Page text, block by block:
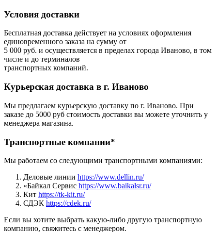
Условия доставки
Бесплатная доставка действует на условиях оформления
единовременного заказа на сумму от
5 000 руб. и осуществляется в пределах города Иваново, в том
числе и до терминалов
транспортных компаний.
Курьерская доставка в г. Иваново
Мы предлагаем курьерскую доставку по г. Иваново. При
заказе до 5000 руб стоимость доставки вы можете уточнить у
менеджера магазина.
Транспортные компании*
Мы работаем со следующими транспортными компаниями:
Деловые линии https://www.dellin.ru/
«Байкал Сервис https://www.baikalsr.ru/
Кит https://tk-kit.ru/
СДЭК https://cdek.ru/
Если вы хотите выбрать какую-либо другую транспортную
компанию, свяжитесь с менеджером.